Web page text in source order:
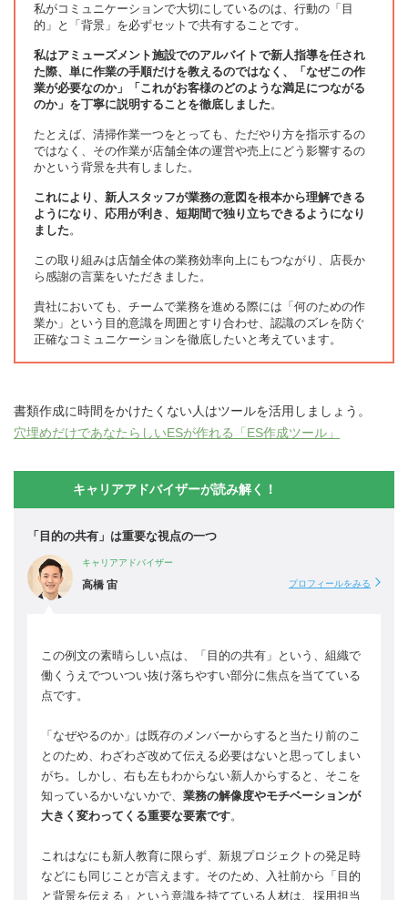
私がコミュニケーションで大切にしているのは、行動の「目
的」と「背景」を必ずセットで共有することです。
私はアミューズメント施設でのアルバイトで新人指導を任され
た際、単に作業の手順だけを教えるのではなく、「なぜこの作
業が必要なのか」「これがお客様のどのような満足につながる
のか」を丁寧に説明することを徹底しました 。
たとえば、清掃作業一つをとっても、ただやり方を指示するの
ではなく、その作業が店舗全体の運営や売上にどう影響するの
かという背景を共有しました。
これにより、新人スタッフが業務の意図を根本から理解できる
ようになり、応用が利き、短期間で独り立ちできるようになり
ました 。
この取り組みは店舗全体の業務効率向上にもつながり、店長か
ら感謝の言葉をいただきました。
貴社においても、チームで業務を進める際には「何のための作
業か」という目的意識を周囲とすり合わせ、認識のズレを防ぐ
正確なコミュニケーションを徹底したいと考えています。
書類作成に時間をかけたくない人はツールを活用しましょう。
穴埋めだけであなたらしいESが作れる「ES作成ツール」
キャリアアドバイザーが読み解く！
「目的の共有」は重要な視点の一つ
キャリアアドバイザー
高橋 宙 プロフィールをみる
この例文の素晴らしい点は、「目的の共有」という、組織で
働くうえでついつい抜け落ちやすい部分に焦点を当てている
点です。
「なぜやるのか」は既存のメンバーからすると当たり前のこ
とのため、わざわざ改めて伝える必要はないと思ってしまい
がち。しかし、右も左もわからない新人からすると、そこを
知っているかいないかで、 業務の解像度やモチベーションが
大きく変わってくる重要な要素です。
これはなにも新人教育に限らず、新規プロジェクトの発足時
などにも同じことが言えます。そのため、入社前から「目的
と背景を伝える」という意識を持てている人材は、採用担当